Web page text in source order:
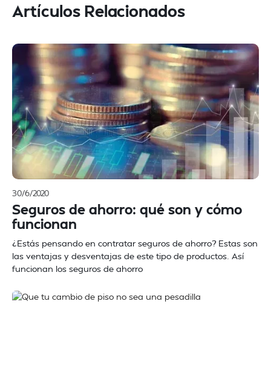
Artículos Relacionados
30/6/2020
Seguros de ahorro: qué son y cómo
funcionan
¿Estás pensando en contratar seguros de ahorro? Estas son
las ventajas y desventajas de este tipo de productos. Así
funcionan los seguros de ahorro